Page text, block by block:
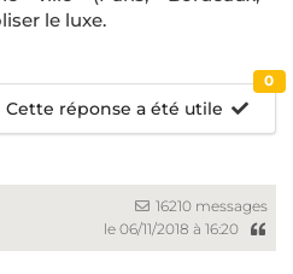
le luxe.
Cette réponse a été utile
0
16210 messages
le 06/11/2018 à 16:20